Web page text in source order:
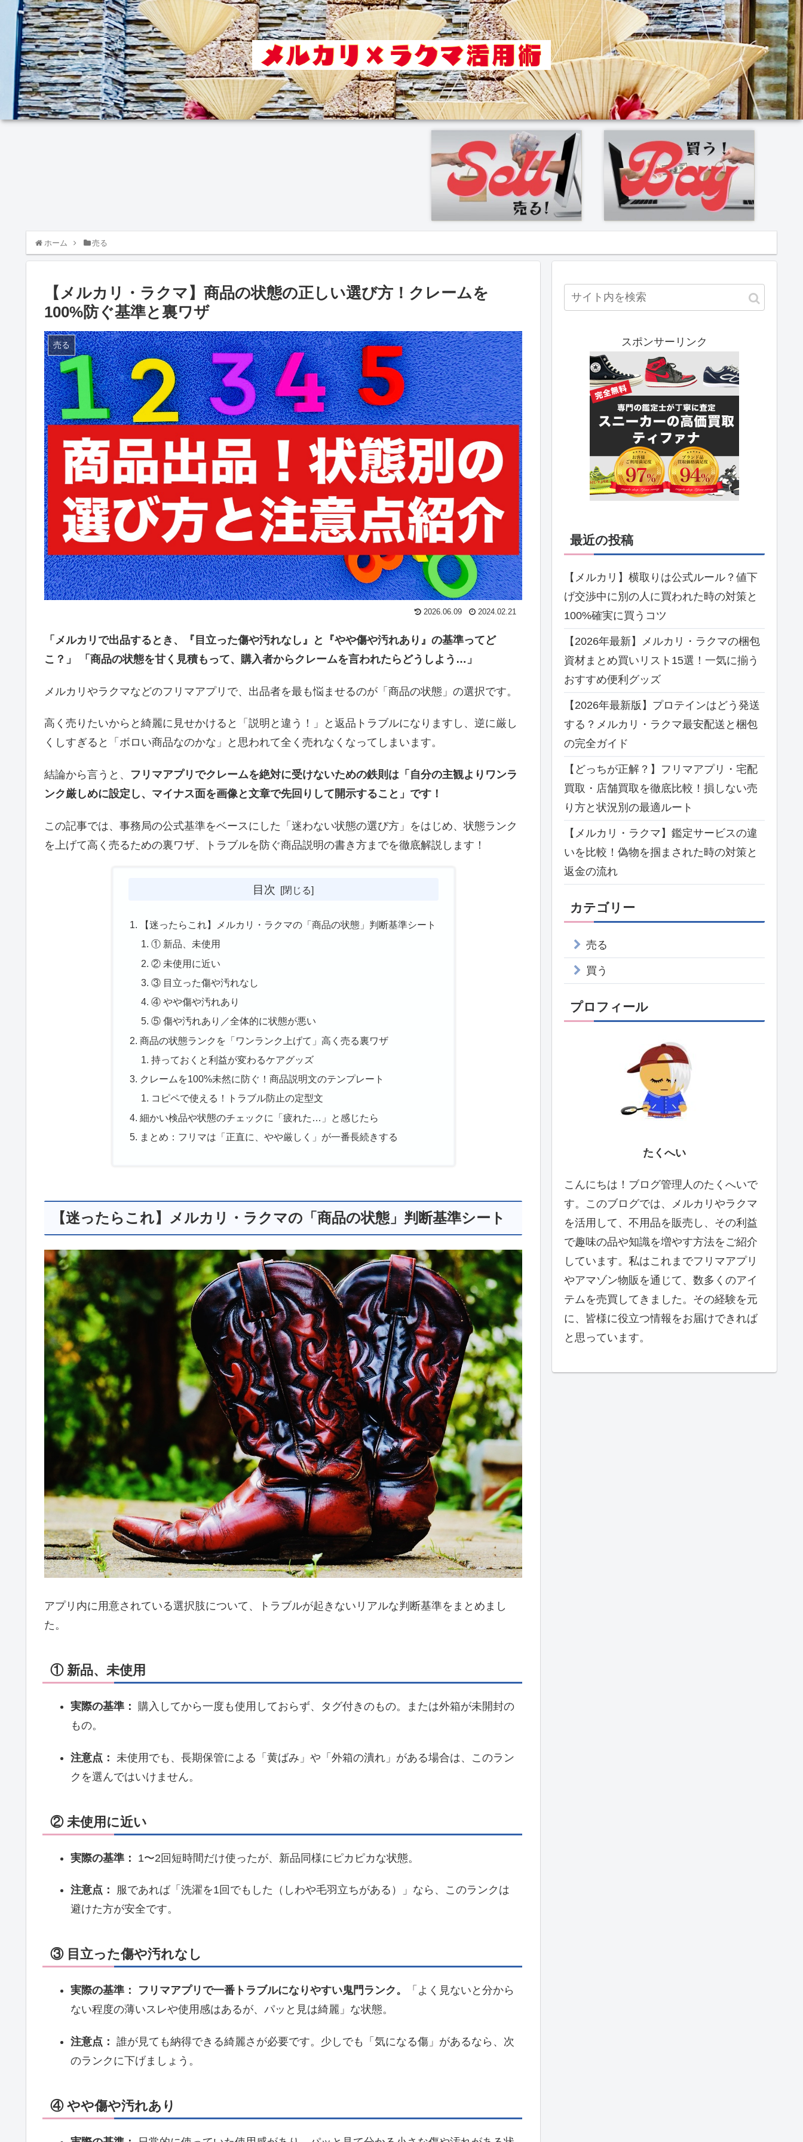
ホーム 売る
【メルカリ・ラクマ】商品の状態の正しい選び方！クレームを
100%防ぐ基準と裏ワザ
売る
2026.06.09 2024.02.21
「メルカリで出品するとき、『目立った傷や汚れなし』と『やや傷や汚れあり』の基準ってど
こ？」
「商品の状態を甘く見積もって、購入者からクレームを言われたらどうしよう…」
メルカリやラクマなどのフリマアプリで、出品者を最も悩ませるのが「商品の状態」の選択です。
高く売りたいからと綺麗に見せかけると「説明と違う！」と返品トラブルになりますし、逆に厳し
くしすぎると「ボロい商品なのかな」と思われて全く売れなくなってしまいます。
結論から言うと、 フリマアプリでクレームを絶対に受けないための鉄則は「自分の主観よりワンラ
ンク厳しめに設定し、マイナス面を画像と文章で先回りして開示すること」です！
この記事では、事務局の公式基準をベースにした「迷わない状態の選び方」をはじめ、状態ランク
を上げて高く売るための裏ワザ、トラブルを防ぐ商品説明の書き方までを徹底解説します！
目次
【迷ったらこれ】メルカリ・ラクマの「商品の状態」判断基準シート
① 新品、未使用
② 未使用に近い
③ 目立った傷や汚れなし
④ やや傷や汚れあり
⑤ 傷や汚れあり／全体的に状態が悪い
商品の状態ランクを「ワンランク上げて」高く売る裏ワザ
持っておくと利益が変わるケアグッズ
クレームを100%未然に防ぐ！商品説明文のテンプレート
コピペで使える！トラブル防止の定型文
細かい検品や状態のチェックに「疲れた…」と感じたら
まとめ：フリマは「正直に、やや厳しく」が一番長続きする
【迷ったらこれ】メルカリ・ラクマの「商品の状態」判断基準シート
アプリ内に用意されている選択肢について、トラブルが起きないリアルな判断基準をまとめまし
た。
① 新品、未使用
実際の基準：
購入してから一度も使用しておらず、タグ付きのもの。または外箱が未開封の
もの。
注意点：
未使用でも、長期保管による「黄ばみ」や「外箱の潰れ」がある場合は、このラン
クを選んではいけません。
② 未使用に近い
実際の基準： 1〜2回短時間だけ使ったが、新品同様にピカピカな状態。
注意点：
服であれば「洗濯を1回でもした（しわや毛羽立ちがある）」なら、このランクは
避けた方が安全です。
③ 目立った傷や汚れなし
実際の基準： フリマアプリで一番トラブルになりやすい鬼門ランク。
「よく見ないと分から
ない程度の薄いスレや使用感はあるが、パッと見は綺麗」な状態。
注意点： 誰が見ても納得できる綺麗さが必要です。少しでも「気になる傷」があるなら、次
のランクに下げましょう。
④ やや傷や汚れあり
スポンサーリンク
最近の投稿
【メルカリ】横取りは公式ルール？値下
げ交渉中に別の人に買われた時の対策と
100%確実に買うコツ
【2026年最新】メルカリ・ラクマの梱包
資材まとめ買いリスト15選！一気に揃う
おすすめ便利グッズ
【2026年最新版】プロテインはどう発送
する？メルカリ・ラクマ最安配送と梱包
の完全ガイド
【どっちが正解？】フリマアプリ・宅配
買取・店舗買取を徹底比較！損しない売
り方と状況別の最適ルート
【メルカリ・ラクマ】鑑定サービスの違
いを比較！偽物を掴まされた時の対策と
返金の流れ
カテゴリー
売る
買う
プロフィール
たくへい
こんにちは！ブログ管理人のたくへいで
す。このブログでは、メルカリやラクマ
を活用して、不用品を販売し、その利益
で趣味の品や知識を増やす方法をご紹介
しています。私はこれまでフリマアプリ
やアマゾン物販を通じて、数多くのアイ
テムを売買してきました。その経験を元
に、皆様に役立つ情報をお届けできれば
と思っています。